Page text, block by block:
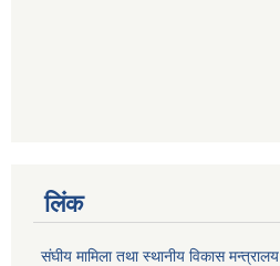
लिंक
संघीय मामिला तथा स्थानीय विकास मन्त्रालय